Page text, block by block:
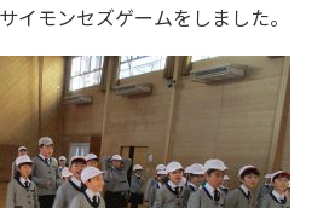
イモンセズゲームをしました。